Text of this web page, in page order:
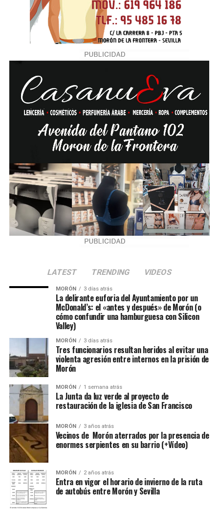
LATEST TRENDING VIDEOS
MORÓN 3 días atrás
La delirante euforia del Ayuntamiento por un
McDonald’s: el «antes y después» de Morón (o
cómo confundir una hamburguesa con Silicon
Valley)
MORÓN 3 días atrás
Tres funcionarios resultan heridos al evitar una
violenta agresión entre internos en la prisión de
Morón
MORÓN 1 semana atrás
La Junta da luz verde al proyecto de
restauración de la iglesia de San Francisco
MORÓN 3 años atrás
Vecinos de Morón aterrados por la presencia de
enormes serpientes en su barrio (+Vídeo)
MORÓN 2 años atrás
Entra en vigor el horario de invierno de la ruta
de autobús entre Morón y Sevilla